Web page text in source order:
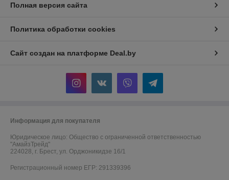
Полная версия сайта
Политика обработки cookies
Сайт создан на платформе Deal.by
Информация для покупателя
Юридическое лицо: Общество с ограниченной ответственностью
"АмайзТрейд"
224028, г. Брест, ул. Орджоникидзе 16/1
Регистрационный номер ЕГР: 291339396